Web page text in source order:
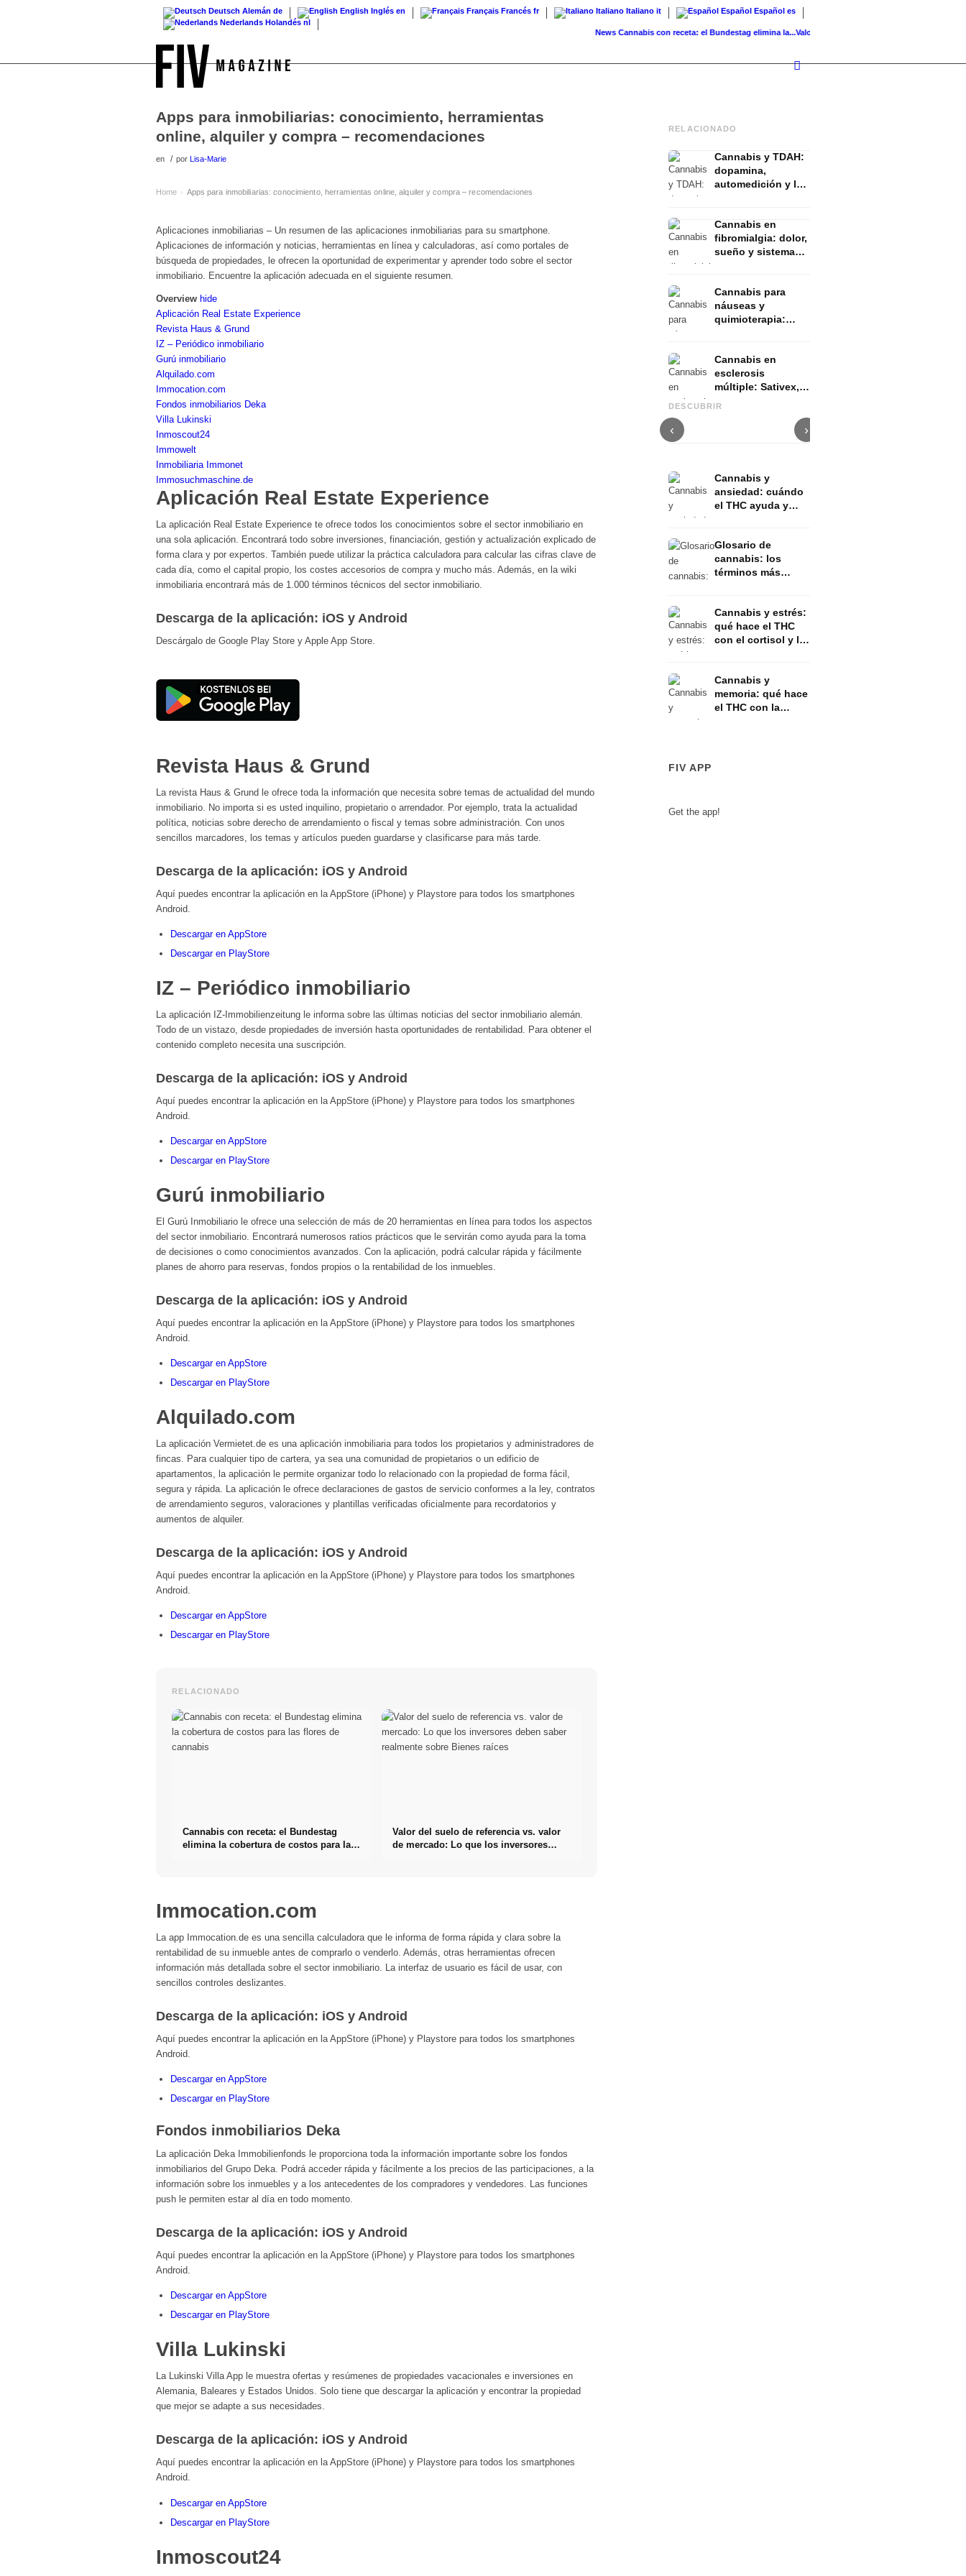
Deutsch Alemán de English Inglés en Français Francés fr Italiano Italiano it Español Español es
Nederlands Holandés nl
Cannabis con receta: el Bundestag elimina la...Valor del suelo de referencia vs. valor...
Apps para inmobiliarias: conocimiento, herramientas
online, alquiler y compra – recomendaciones
en / por Lisa-Marie
Home › Apps para inmobiliarias: conocimiento, herramientas online, alquiler y compra – recomendaciones
Aplicaciones inmobiliarias – Un resumen de las aplicaciones inmobiliarias para su smartphone.
Aplicaciones de información y noticias, herramientas en línea y calculadoras, así como portales de
búsqueda de propiedades, le ofrecen la oportunidad de experimentar y aprender todo sobre el sector
inmobiliario. Encuentre la aplicación adecuada en el siguiente resumen.
Overview hide
Aplicación Real Estate Experience
Revista Haus & Grund
IZ – Periódico inmobiliario
Gurú inmobiliario
Alquilado.com
Immocation.com
Fondos inmobiliarios Deka
Villa Lukinski
Inmoscout24
Immowelt
Inmobiliaria Immonet
Immosuchmaschine.de
Aplicación Real Estate Experience
La aplicación Real Estate Experience te ofrece todos los conocimientos sobre el sector inmobiliario en
una sola aplicación. Encontrará todo sobre inversiones, financiación, gestión y actualización explicado de
forma clara y por expertos. También puede utilizar la práctica calculadora para calcular las cifras clave de
cada día, como el capital propio, los costes accesorios de compra y mucho más. Además, en la wiki
inmobiliaria encontrará más de 1.000 términos técnicos del sector inmobiliario.
Descarga de la aplicación: iOS y Android
Descárgalo de Google Play Store y Apple App Store.
Revista Haus & Grund
La revista Haus & Grund le ofrece toda la información que necesita sobre temas de actualidad del mundo
inmobiliario. No importa si es usted inquilino, propietario o arrendador. Por ejemplo, trata la actualidad
política, noticias sobre derecho de arrendamiento o fiscal y temas sobre administración. Con unos
sencillos marcadores, los temas y artículos pueden guardarse y clasificarse para más tarde.
Descarga de la aplicación: iOS y Android
Aquí puedes encontrar la aplicación en la AppStore (iPhone) y Playstore para todos los smartphones
Android.
Descargar en AppStore
Descargar en PlayStore
IZ – Periódico inmobiliario
La aplicación IZ-Immobilienzeitung le informa sobre las últimas noticias del sector inmobiliario alemán.
Todo de un vistazo, desde propiedades de inversión hasta oportunidades de rentabilidad. Para obtener el
contenido completo necesita una suscripción.
Descarga de la aplicación: iOS y Android
Aquí puedes encontrar la aplicación en la AppStore (iPhone) y Playstore para todos los smartphones
Android.
Descargar en AppStore
Descargar en PlayStore
Gurú inmobiliario
El Gurú Inmobiliario le ofrece una selección de más de 20 herramientas en línea para todos los aspectos
del sector inmobiliario. Encontrará numerosos ratios prácticos que le servirán como ayuda para la toma
de decisiones o como conocimientos avanzados. Con la aplicación, podrá calcular rápida y fácilmente
planes de ahorro para reservas, fondos propios o la rentabilidad de los inmuebles.
Descarga de la aplicación: iOS y Android
Aquí puedes encontrar la aplicación en la AppStore (iPhone) y Playstore para todos los smartphones
Android.
Descargar en AppStore
Descargar en PlayStore
Alquilado.com
La aplicación Vermietet.de es una aplicación inmobiliaria para todos los propietarios y administradores de
fincas. Para cualquier tipo de cartera, ya sea una comunidad de propietarios o un edificio de
apartamentos, la aplicación le permite organizar todo lo relacionado con la propiedad de forma fácil,
segura y rápida. La aplicación le ofrece declaraciones de gastos de servicio conformes a la ley, contratos
de arrendamiento seguros, valoraciones y plantillas verificadas oficialmente para recordatorios y
aumentos de alquiler.
Descarga de la aplicación: iOS y Android
Aquí puedes encontrar la aplicación en la AppStore (iPhone) y Playstore para todos los smartphones
Android.
Descargar en AppStore
Descargar en PlayStore
RELACIONADO
Cannabis con receta: el Bundestag
elimina la cobertura de costos para las
Valor del suelo de referencia vs. valor
de mercado: Lo que los inversores
Immocation.com
La app Immocation.de es una sencilla calculadora que le informa de forma rápida y clara sobre la
rentabilidad de su inmueble antes de comprarlo o venderlo. Además, otras herramientas ofrecen
información más detallada sobre el sector inmobiliario. La interfaz de usuario es fácil de usar, con
sencillos controles deslizantes.
Descarga de la aplicación: iOS y Android
Aquí puedes encontrar la aplicación en la AppStore (iPhone) y Playstore para todos los smartphones
Android.
Descargar en AppStore
Descargar en PlayStore
Fondos inmobiliarios Deka
La aplicación Deka Immobilienfonds le proporciona toda la información importante sobre los fondos
inmobiliarios del Grupo Deka. Podrá acceder rápida y fácilmente a los precios de las participaciones, a la
información sobre los inmuebles y a los antecedentes de los compradores y vendedores. Las funciones
push le permiten estar al día en todo momento.
Descarga de la aplicación: iOS y Android
Aquí puedes encontrar la aplicación en la AppStore (iPhone) y Playstore para todos los smartphones
Android.
Descargar en AppStore
Descargar en PlayStore
Villa Lukinski
La Lukinski Villa App le muestra ofertas y resúmenes de propiedades vacacionales e inversiones en
Alemania, Baleares y Estados Unidos. Solo tiene que descargar la aplicación y encontrar la propiedad
que mejor se adapte a sus necesidades.
Descarga de la aplicación: iOS y Android
Aquí puedes encontrar la aplicación en la AppStore (iPhone) y Playstore para todos los smartphones
Android.
Descargar en AppStore
Descargar en PlayStore
Inmoscout24
RELACIONADO
Cannabis y TDAH:
dopamina,
automedición y lo
Cannabis en
fibromialgia: dolor,
sueño y sistema
Cannabis para
náuseas y
quimioterapia:
Cannabis en
esclerosis
múltiple: Sativex,
DESCUBRIR
‹
Cannabis y epilepsia: CBD,
Epidiolex y el estado actual
›
Cannabis y
ansiedad: cuándo
el THC ayuda y
Glosario de
cannabis: los
términos más
forma sencilla
Cannabis y estrés:
qué hace el THC
con el cortisol y la
Cannabis y
memoria: qué hace
el THC con la
FIV APP
Get the app!